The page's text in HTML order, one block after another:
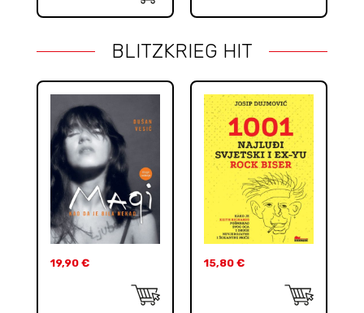
BLITZKRIEG HIT
19,90 € 15,80 €